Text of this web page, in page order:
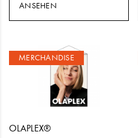
ANSEHEN
MERCHANDISE
OLAPLEX®